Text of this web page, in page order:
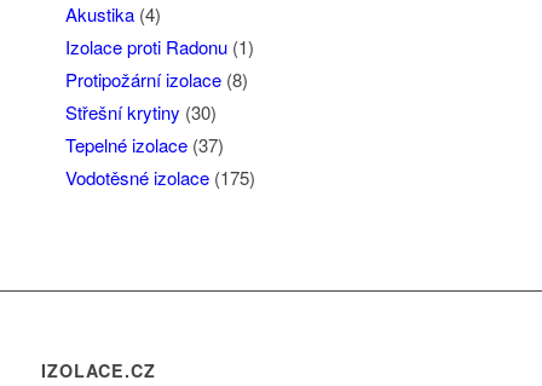
Akustika(4)
Izolace proti Radonu(1)
Protipožární izolace(8)
Střešní krytiny (30)
Tepelné izolace(37)
Vodotěsné izolace(175)
IZOLACE.CZ